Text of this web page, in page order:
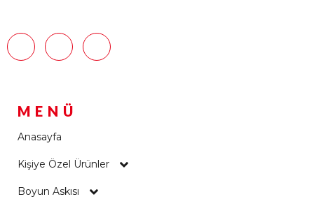
MENÜ
Anasayfa
Kişiye Özel Ürünler
Boyun Askısı